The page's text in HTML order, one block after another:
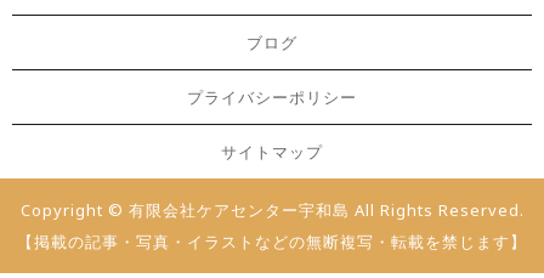
ブログ
プライバシーポリシー
サイトマップ
Copyright © 有限会社ケアセンター宇和島 All Rights Reserved.
【掲載の記事・写真・イラストなどの無断複写・転載を禁じます】